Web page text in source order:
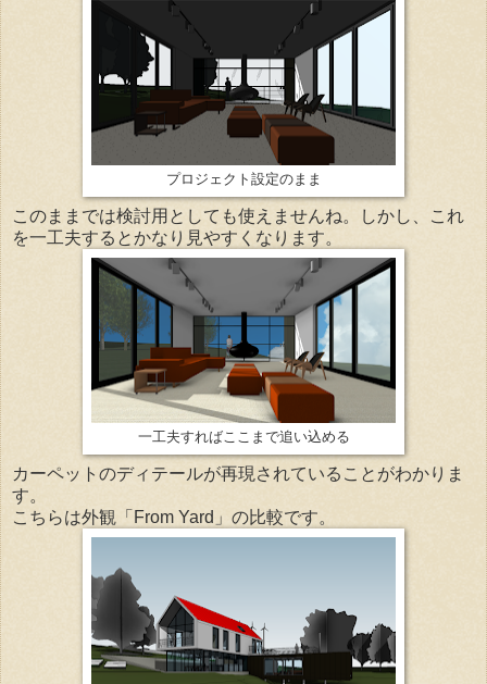
プロジェクト設定のまま
このままでは検討用としても使えませんね。しかし、これ
を一工夫するとかなり見やすくなります。
一工夫すればここまで追い込める
カーペットのディテールが再現されていることがわかりま
す。
こちらは外観「From Yard」の比較です。